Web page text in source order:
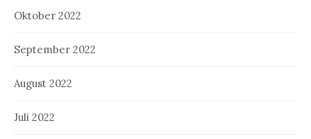
Oktober 2022
September 2022
August 2022
Juli 2022